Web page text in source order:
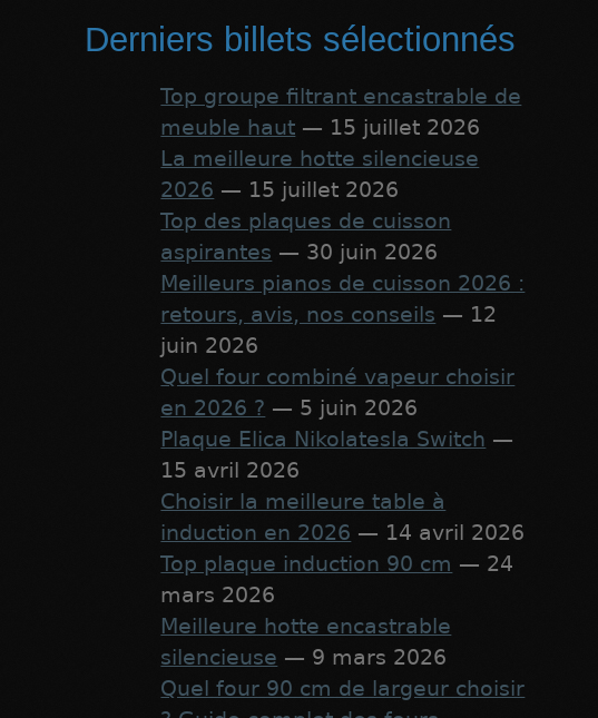
Derniers billets sélectionnés
Top groupe filtrant encastrable de
meuble haut — 15 juillet 2026
La meilleure hotte silencieuse
2026 — 15 juillet 2026
Top des plaques de cuisson
aspirantes — 30 juin 2026
Meilleurs pianos de cuisson 2026 :
retours, avis, nos conseils — 12
juin 2026
Quel four combiné vapeur choisir
en 2026 ? — 5 juin 2026
Plaque Elica Nikolatesla Switch —
15 avril 2026
Choisir la meilleure table à
induction en 2026 — 14 avril 2026
Top plaque induction 90 cm — 24
mars 2026
Meilleure hotte encastrable
silencieuse — 9 mars 2026
Quel four 90 cm de largeur choisir